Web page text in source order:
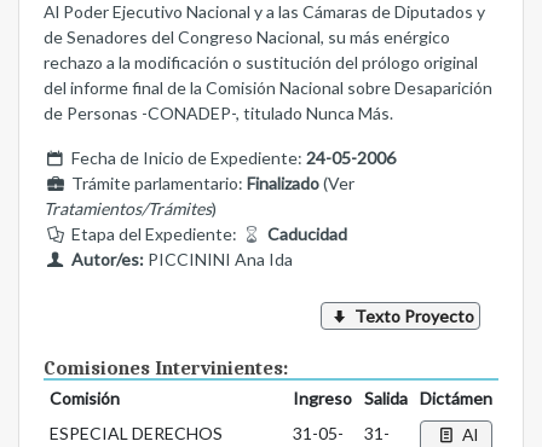
Al Poder Ejecutivo Nacional y a las Cámaras de Diputados y
de Senadores del Congreso Nacional, su más enérgico
rechazo a la modificación o sustitución del prólogo original
del informe final de la Comisión Nacional sobre Desaparición
de Personas -CONADEP-, titulado Nunca Más.
Fecha de Inicio de Expediente: 24-05-2006
Trámite parlamentario: Finalizado(Ver
Tratamientos/Trámites)
Etapa del Expediente:
Caducidad
Autor/es:PICCININI Ana Ida
Texto Proyecto
Comisiones Intervinientes:
Comisión Ingreso Salida
Dictámen
ESPECIAL DERECHOS
31-05-
31-
Al